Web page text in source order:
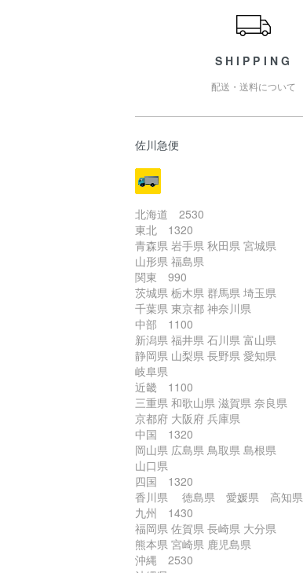
SHIPPING
配送・送料について
佐川急便
北海道 2530
東北 1320
青森県 岩手県 秋田県 宮城県
山形県 福島県
関東 990
茨城県 栃木県 群馬県 埼玉県
千葉県 東京都 神奈川県
中部 1100
新潟県 福井県 石川県 富山県
静岡県 山梨県 長野県 愛知県
岐阜県
近畿 1100
三重県 和歌山県 滋賀県 奈良県
京都府 大阪府 兵庫県
中国 1320
岡山県 広島県 鳥取県 島根県
山口県
四国 1320
香川県 徳島県 愛媛県 高知県
九州 1430
福岡県 佐賀県 長崎県 大分県
熊本県 宮崎県 鹿児島県
沖縄 2530